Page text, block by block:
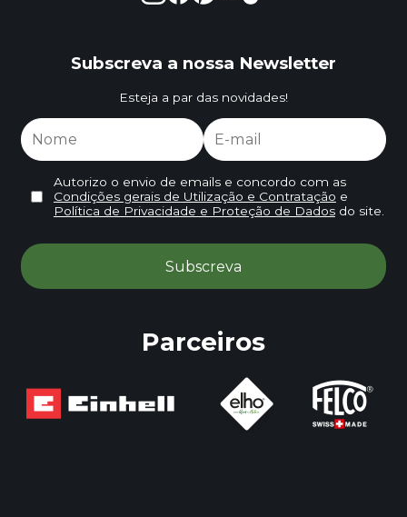
Subscreva a nossa Newsletter
Esteja a par das novidades!
Autorizo o envio de emails e concordo com as
Condições gerais de Utilização e Contratação e
Política de Privacidade e Proteção de Dadosdo site.
Parceiros